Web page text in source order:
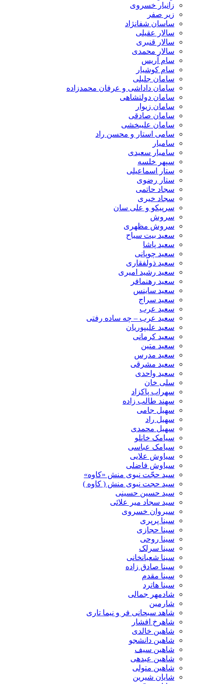
زانیار خسروی
زیر صفر
ساسان شفانژاد
سالار عقیلی
سالار قنبری
سالار محمدی
سام آریس
سام کوشیار
سامان جلیلی
سامان داداشی و عرفان محمدزاده
سامان دولتشاهی
سامان زیوار
سامان صادقی
سامان علیبخشی
سامی استار و محسن راد
سامیار
سامیار سعیدی
سپهر خلسه
ستار اسماعیلی
ستار رضوی
سجاد حاتمی
سجاد خیری
سرپیکو و علی سان
سروش
سروش مظهری
سعید بیت سیاح
سعید پاشا
سعید چوپانی
سعید ذولفقاری
سعید رشید امیری
سعید رهنمافر
سعید ساینس
سعید سراج
سعید عرب
سعید عرب – چه ساده رفتی
سعید علیپوریان
سعید کرمانی
سعید متین
سعید مدرس
سعید مشرقی
سعید واحدی
سلی خان
سهراب پاکزاد
سهند طالب زاده
سهیل جامی
سهیل راد
سهیل محمدی
سیامک خانلو
سیامک عباسی
سیاوش علایی
سیاوش فاضلی
سید حجّت نبوی منش «کاوه»
سید حجت نبوی منش ( کاوه )
سید حسین حسینى
سید سجاد میر علائی
سیروان خسروی
سینا پرپری
سینا حجازی
سینا روحی
سینا سرلک
سینا شعبانخانی
سینا صادق زاده
سینا مقدم
سینا هاترد
شادمهر جمالی
شارمین
شاهد سبحانی فر و نیما تاری
شاهرخ افشار
شاهین خالدی
شاهین دانشجو
شاهین سیف
شاهین عبدهی
شاهین متولی
شایان شیرین